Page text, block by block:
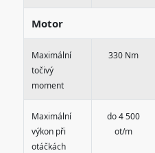
Motor
Maximální
točivý
moment
330 Nm
Maximální
výkon při
otáčkách
do 4 500
ot/m